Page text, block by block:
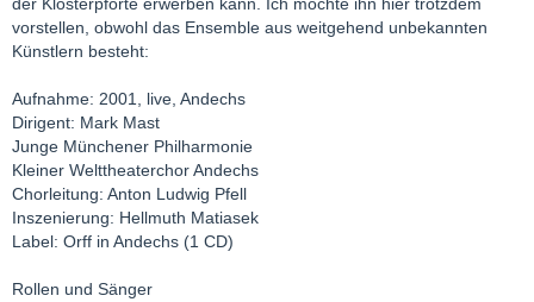
der Klosterpforte erwerben kann. Ich möchte ihn hier trotzdem
vorstellen, obwohl das Ensemble aus weitgehend unbekannten
Künstlern besteht:
Aufnahme: 2001, live, Andechs
Dirigent: Mark Mast
Junge Münchener Philharmonie
Kleiner Welttheaterchor Andechs
Chorleitung: Anton Ludwig Pfell
Inszenierung: Hellmuth Matiasek
Label: Orff in Andechs (1 CD)
Rollen und Sänger